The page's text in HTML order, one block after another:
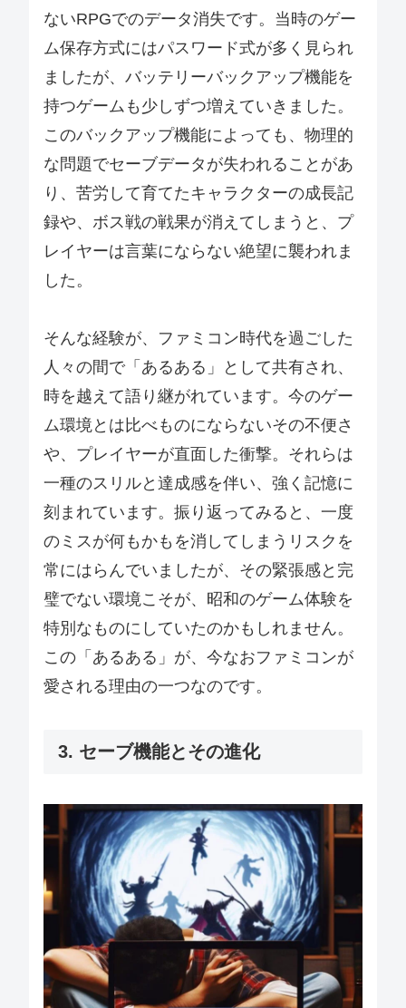
ないRPGでのデータ消失です。当時のゲー
ム保存方式にはパスワード式が多く見られ
ましたが、バッテリーバックアップ機能を
持つゲームも少しずつ増えていきました。
このバックアップ機能によっても、物理的
な問題でセーブデータが失われることがあ
り、苦労して育てたキャラクターの成長記
録や、ボス戦の戦果が消えてしまうと、プ
レイヤーは言葉にならない絶望に襲われま
した。
そんな経験が、ファミコン時代を過ごした
人々の間で「あるある」として共有され、
時を越えて語り継がれています。今のゲー
ム環境とは比べものにならないその不便さ
や、プレイヤーが直面した衝撃。それらは
一種のスリルと達成感を伴い、強く記憶に
刻まれています。振り返ってみると、一度
のミスが何もかもを消してしまうリスクを
常にはらんでいましたが、その緊張感と完
璧でない環境こそが、昭和のゲーム体験を
特別なものにしていたのかもしれません。
この「あるある」が、今なおファミコンが
愛される理由の一つなのです。
3. セーブ機能とその進化